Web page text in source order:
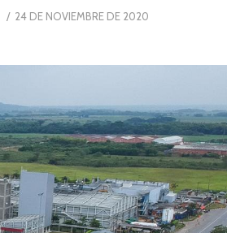
POSTED
24 DE NOVIEMBRE DE 2020